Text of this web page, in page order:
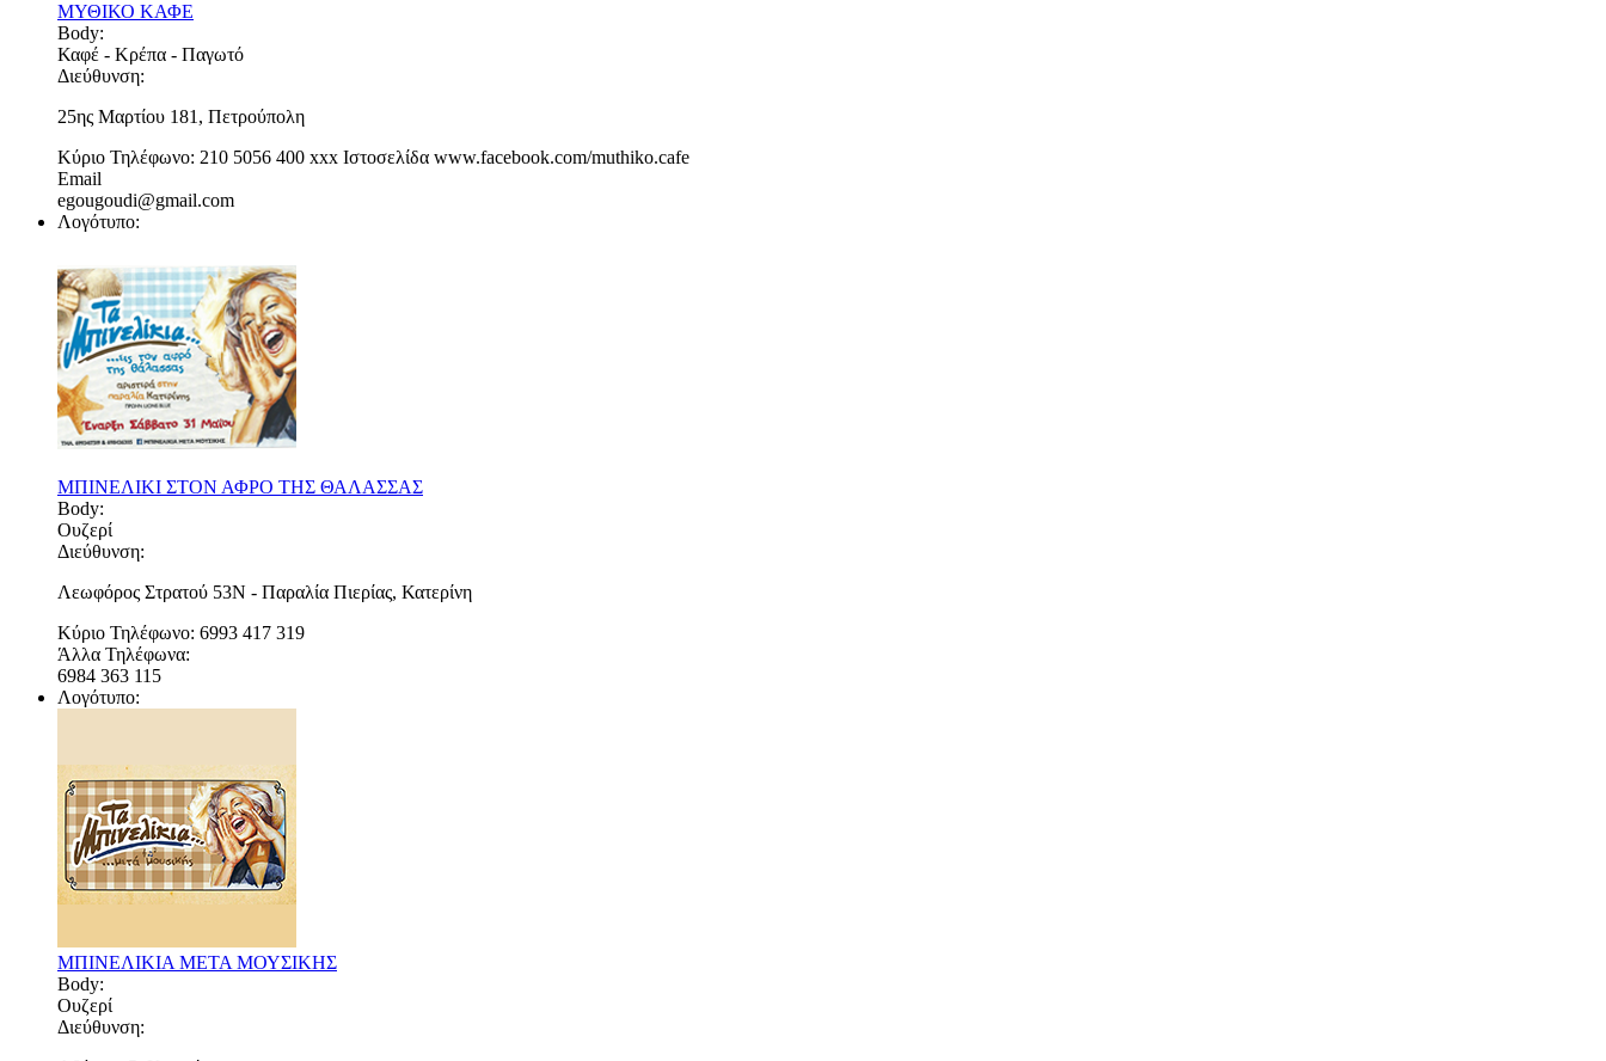
ΜΥΘΙΚΟ ΚΑΦΕ
Body:
Καφέ - Κρέπα - Παγωτό
Διεύθυνση:
25ης Μαρτίου 181, Πετρούπολη
Κύριο Τηλέφωνο: 210 5056 400 xxx Ιστοσελίδα www.facebook.com/muthiko.cafe
Email
egougoudi@gmail.com
Λογότυπο:
ΜΠΙΝΕΛΙΚΙ ΣΤΟΝ ΑΦΡΟ ΤΗΣ ΘΑΛΑΣΣΑΣ
Body:
Ουζερί
Διεύθυνση:
Λεωφόρος Στρατού 53Ν - Παραλία Πιερίας, Κατερίνη
Κύριο Τηλέφωνο: 6993 417 319
Άλλα Τηλέφωνα:
6984 363 115
Λογότυπο:
ΜΠΙΝΕΛΙΚΙΑ ΜΕΤΑ ΜΟΥΣΙΚΗΣ
Body:
Ουζερί
Διεύθυνση: